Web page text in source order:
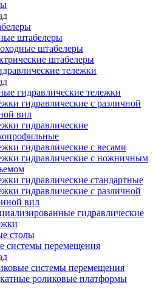
штабелеры
штабелеры
штабелеры
тележки
гидравлические тележки
гидравлические с различной
вил
гидравлические
гидравлические с весами
гидравлические с ножничным
гидравлические стандартные
гидравлические с различной
вил
гидравлические
столы
системы перемещения
системы перемещения
роликовые платформы